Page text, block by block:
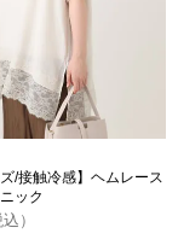
ズ/接触冷感】ヘムレース
ック
込）